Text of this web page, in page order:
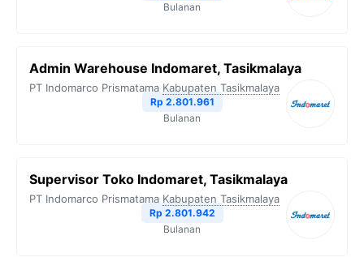
Bulanan
Admin Warehouse Indomaret, Tasikmalaya
PT Indomarco Prismatama Kabupaten Tasikmalaya
Rp 2.801.961
Bulanan
Supervisor Toko Indomaret, Tasikmalaya
PT Indomarco Prismatama Kabupaten Tasikmalaya
Rp 2.801.942
Bulanan